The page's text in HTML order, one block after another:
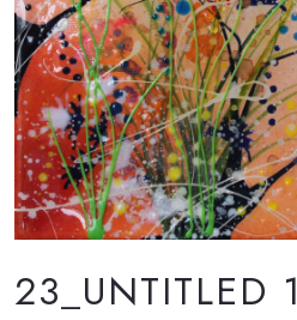
23_UNTITLED